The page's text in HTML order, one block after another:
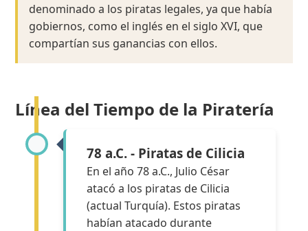
denominado a los piratas legales, ya que había
gobiernos, como el inglés en el siglo XVI, que
compartían sus ganancias con ellos.
Línea del Tiempo de la Piratería
78 a.C. - Piratas de Cilicia
En el año 78 a.C., Julio César
atacó a los piratas de Cilicia
(actual Turquía). Estos piratas
habían atacado durante